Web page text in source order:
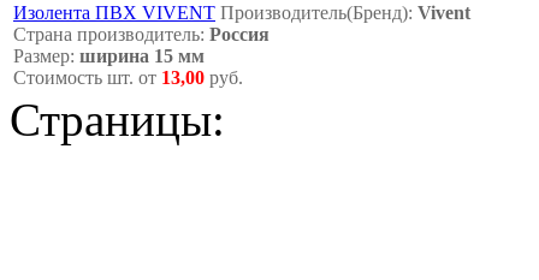
Изолента ПВХ VIVENT Производитель(Бренд): Vivent
Страна производитель: Россия
Размер: ширина 15 мм
Стоимость шт. от 13,00 руб.
Страницы: